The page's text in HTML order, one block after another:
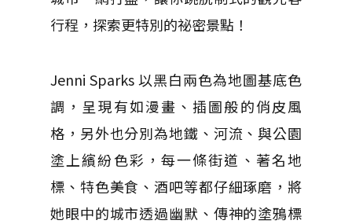
行程，探索更特別的祕密景點！
Jenni Sparks 以黑白兩色為地圖基底色
調，呈現有如漫畫、插圖般的俏皮風
格，另外也分別為地鐵、河流、與公園
塗上繽紛色彩，每一條街道、著名地
標、特色美食、酒吧等都仔細琢磨，將
她眼中的城市透過幽默、傳神的塗鴉標